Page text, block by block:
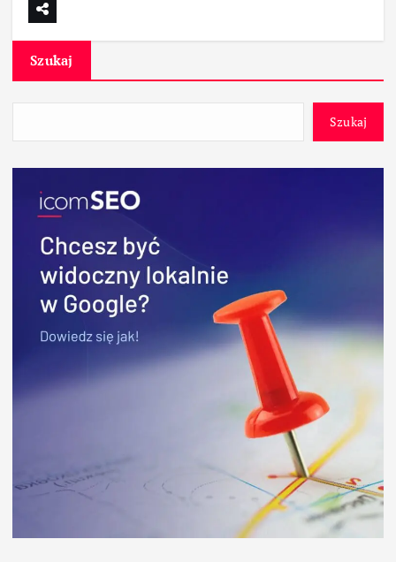
Szukaj
Szukaj